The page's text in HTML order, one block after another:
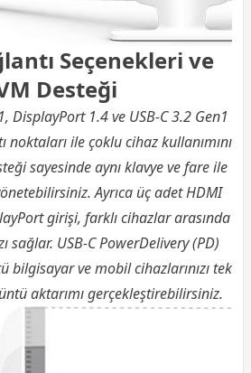
Seçenekleri ve
Desteği
DisplayPort 1.4 ve USB-C 3.2 Gen1
noktaları ile çoklu cihaz kullanımını
sayesinde aynı klavye ve fare ile
Ayrıca üç adet HDMI
girişi, farklı cihazlar arasında
sağlar. USB-C PowerDelivery (PD)
bilgisayar ve mobil cihazlarınızı tek
aktarımı gerçekleştirebilirsiniz.